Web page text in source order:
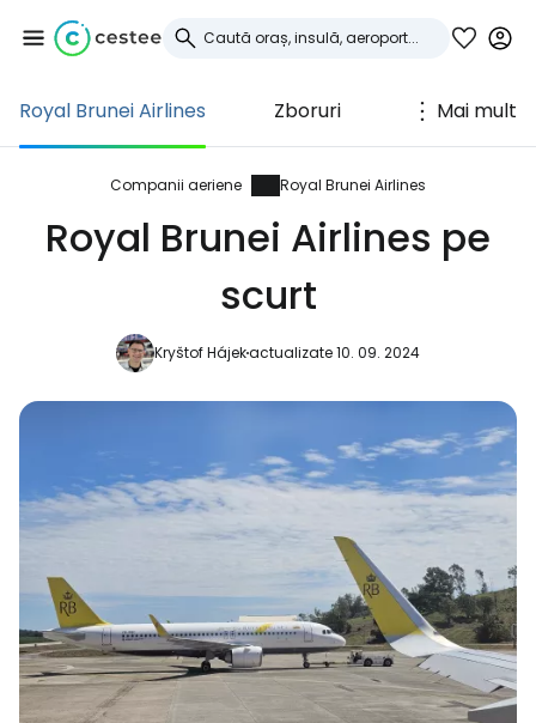
Royal Brunei Airlines Zboruri Mai mult
Companii aeriene Royal Brunei Airlines
Royal Brunei Airlines pe
scurt
Kryštof Hájekactualizate 10. 09. 2024
Conectați-vă la
Cestee
... comunitatea mondială a călătorilor
Continuați cu e-mailul